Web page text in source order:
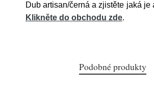
Dub artisan/černá a zjistěte jaká je
Klikněte do obchodu zde.
Podobné produkty